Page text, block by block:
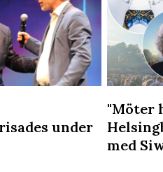
under
"Möter
med